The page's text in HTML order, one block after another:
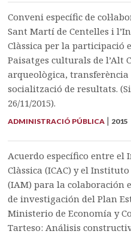
Conveni específic de
Sant Martí de Centelles i
Clàssica per la participació
Paisatges culturals de l’Alt
arqueològica,
socialització de resultats.
26/11/2015).
ADMINISTRACIÓ PÚBLICA | 2015
Acuerdo específico entre el
Clàssica (ICAC) y el
(IAM) para la colaboración
de investigación del Plan
Ministerio de Economía y
Tarteso: Análisis